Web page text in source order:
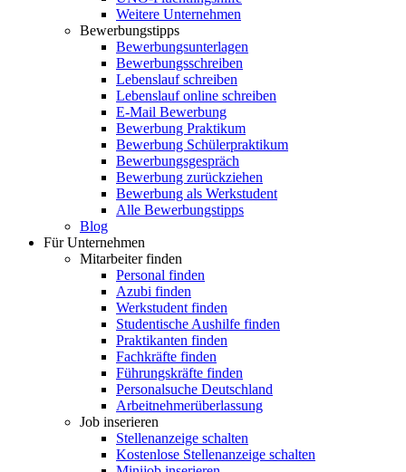
Weitere Unternehmen
Bewerbungstipps
Bewerbungsunterlagen
Bewerbungsschreiben
Lebenslauf schreiben
Lebenslauf online schreiben
E-Mail Bewerbung
Bewerbung Praktikum
Bewerbung Schülerpraktikum
Bewerbungsgespräch
Bewerbung zurückziehen
Bewerbung als Werkstudent
Alle Bewerbungstipps
Blog
Für Unternehmen
Mitarbeiter finden
Personal finden
Azubi finden
Werkstudent finden
Studentische Aushilfe finden
Praktikanten finden
Fachkräfte finden
Führungskräfte finden
Personalsuche Deutschland
Arbeitnehmerüberlassung
Job inserieren
Stellenanzeige schalten
Kostenlose Stellenanzeige schalten